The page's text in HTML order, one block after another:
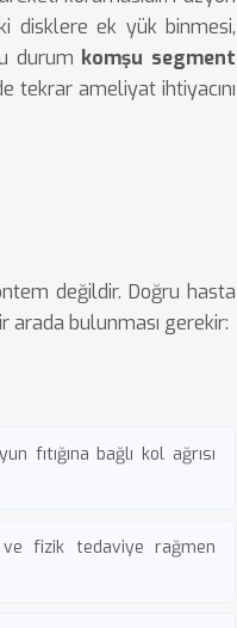
disklere ek yük binmesi,
durum komşu segment
tekrar ameliyat ihtiyacını
değildir. Doğru hasta
arada bulunması gerekir:
fıtığına bağlı kol ağrısı
fizik tedaviye rağmen